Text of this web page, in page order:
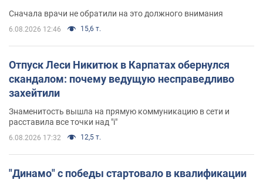
Сначала врачи не обратили на это должного внимания
6.08.2026 12:46 15,6 т.
Отпуск Леси Никитюк в Карпатах обернулся
скандалом: почему ведущую несправедливо
захейтили
Знаменитость вышла на прямую коммуникацию в сети и
расставила все точки над "i"
6.08.2026 17:32 12,5 т.
"Динамо" с победы стартовало в квалификации